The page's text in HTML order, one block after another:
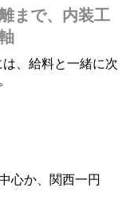
まで、内装工
、給料と一緒に次
心か、関西一円